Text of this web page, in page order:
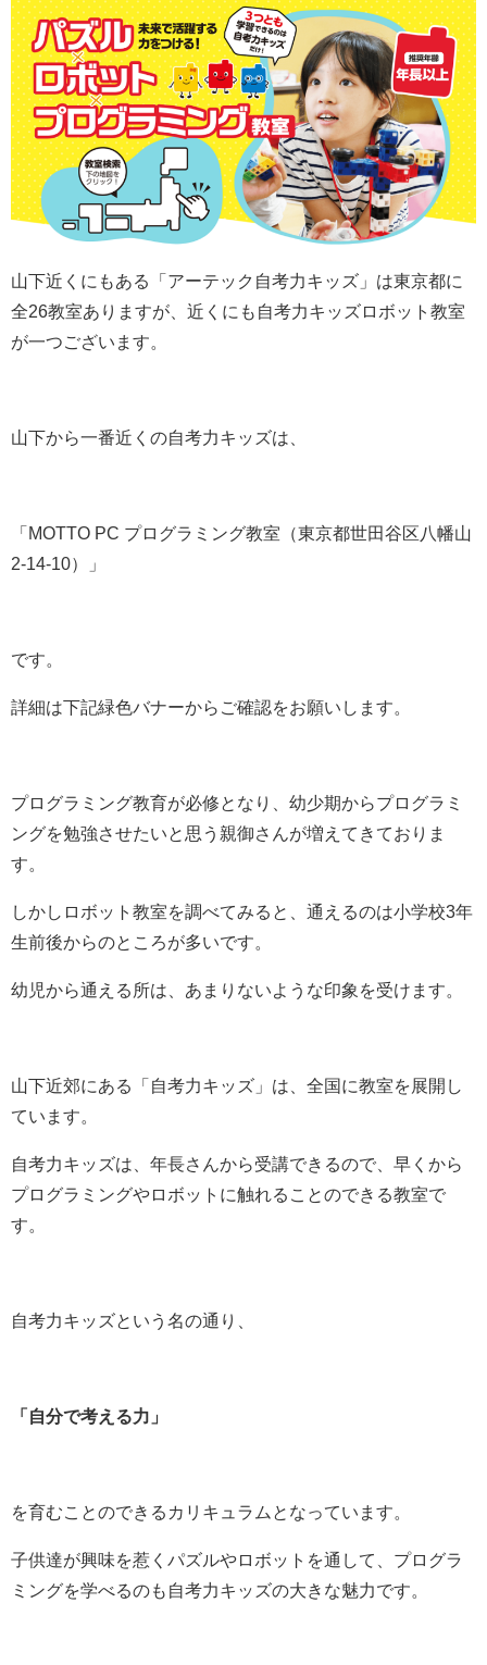
山下近くにもある「アーテック自考力キッズ」は東京都に
全26教室ありますが、近くにも自考力キッズロボット教室
が一つございます。
山下から一番近くの自考力キッズは、
「MOTTO PC プログラミング教室（東京都世田谷区八幡山
2-14-10）」
です。
詳細は下記緑色バナーからご確認をお願いします。
プログラミング教育が必修となり、幼少期からプログラミ
ングを勉強させたいと思う親御さんが増えてきておりま
す。
しかしロボット教室を調べてみると、通えるのは小学校3年
生前後からのところが多いです。
幼児から通える所は、あまりないような印象を受けます。
山下近郊にある「自考力キッズ」は、全国に教室を展開し
ています。
自考力キッズは、年長さんから受講できるので、早くから
プログラミングやロボットに触れることのできる教室で
す。
自考力キッズという名の通り、
「自分で考える力」
を育むことのできるカリキュラムとなっています。
子供達が興味を惹くパズルやロボットを通して、プログラ
ミングを学べるのも自考力キッズの大きな魅力です。